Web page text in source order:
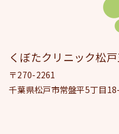
くぼたクリニック松
〒270-2261
千葉県松戸市常盤平5丁目